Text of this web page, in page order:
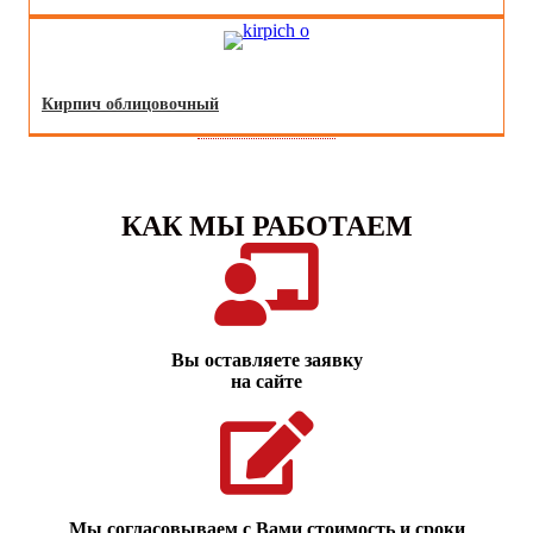
Кирпич облицовочный
КАК МЫ РАБОТАЕМ
Вы оставляете заявку
на сайте